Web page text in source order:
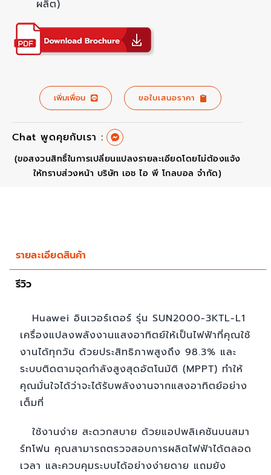
ผลิต)
เพิ่มเพื่อน ขอใบเสนอราคา
Chat พูดคุยกับเรา :
(ขอสงวนสิทธิ์ในการเปลี่ยนแปลงรายละเอียดโดยไม่ต้องแจ้ง
ให้ทราบส่วงหน้า บริษัท เอช ไอ พี โกลบอล จำกัด)
รายละเอียดสินค้า
รีวิว
Huawei อินเวอร์เตอร์ รุ่น SUN2000-3KTL-L1
เครื่องแปลงพลังงานแสงอาทิตย์ให้เป็นไฟฟ้าที่คุณใช้
งานได้ทุกวัน ด้วยประสิทธิภาพสูงถึง 98.3% และ
ระบบติดตามจุดกำลังสูงสุดอัตโนมัติ (MPPT) ทำให้
คุณมั่นใจได้ว่าจะได้รับพลังงานจากแสงอาทิตย์อย่าง
เต็มที่
ใช้งานง่าย สะดวกสบาย ด้วยแอปพลิเคชันบนสมา
ร์ทโฟน คุณสามารถตรวจสอบการผลิตไฟฟ้าได้ตลอด
เวลา และควบคุมระบบได้อย่างง่ายดาย แถมยัง